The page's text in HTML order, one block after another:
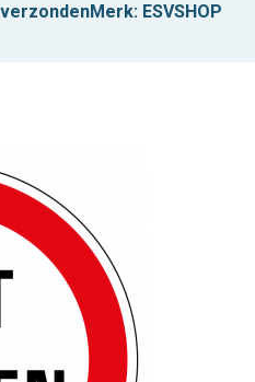
Merk: ESVSHOP